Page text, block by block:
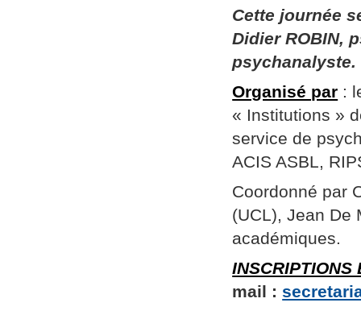
Cette journée
Didier ROBIN,
psychanalyste.
Organisé par :
« Institutions »
service de
ACIS ASBL,
Coordonné par
(UCL), Jean De
académiques.
INSCRIPTIONS
mail :